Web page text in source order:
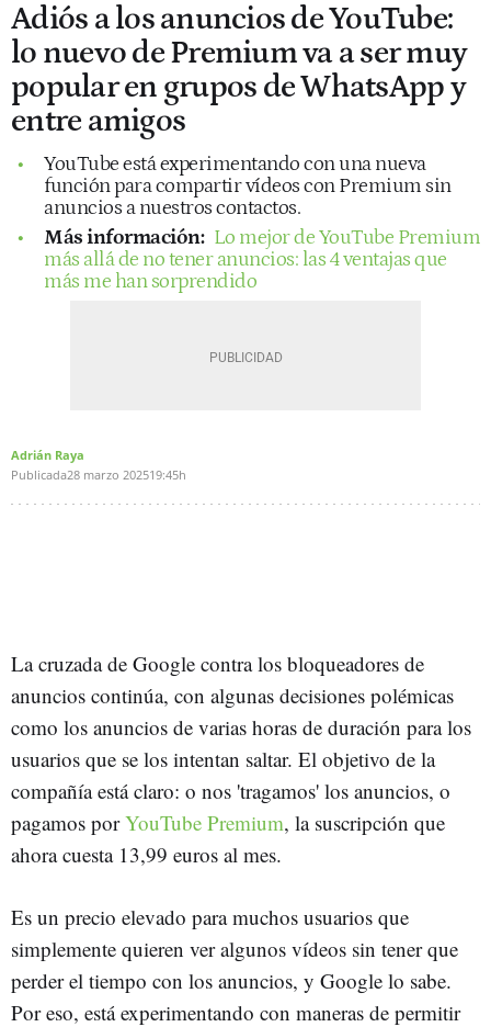
Adiós a los anuncios de YouTube:
lo nuevo de Premium va a ser muy
popular en grupos de WhatsApp y
entre amigos
YouTube está experimentando con una nueva
función para compartir vídeos con Premium sin
anuncios a nuestros contactos.
Más información: Lo mejor de YouTube Premium
más allá de no tener anuncios: las 4 ventajas que
más me han sorprendido
Adrián Raya
Publicada28 marzo 202519:45h
La cruzada de Google contra los bloqueadores de
anuncios continúa, con algunas decisiones polémicas
como los anuncios de varias horas de duración para los
usuarios que se los intentan saltar. El objetivo de la
compañía está claro: o nos 'tragamos' los anuncios, o
pagamos porYouTube Premium, la suscripción que
ahora cuesta 13,99 euros al mes.
Es un precio elevado para muchos usuarios que
simplemente quieren ver algunos vídeos sin tener que
perder el tiempo con los anuncios, y Google lo sabe.
Por eso, está experimentando con maneras de permitir